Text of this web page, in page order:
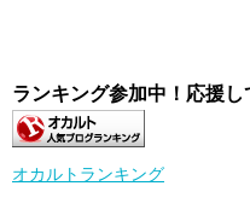
ランキング参加中！応援し
オカルトランキング